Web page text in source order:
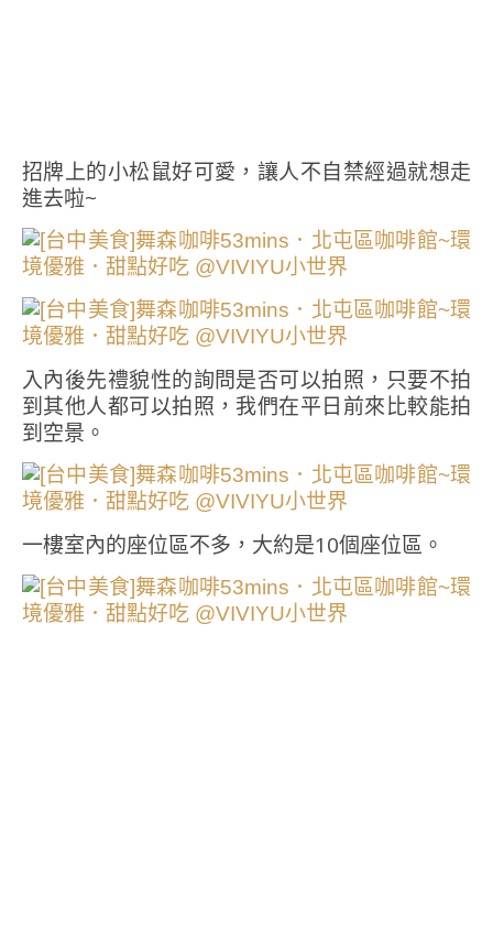
招牌上的小松鼠好可愛，讓人不自禁經過就想走
進去啦~
入內後先禮貌性的詢問是否可以拍照，只要不拍
到其他人都可以拍照，我們在平日前來比較能拍
到空景。
一樓室內的座位區不多，大約是10個座位區。